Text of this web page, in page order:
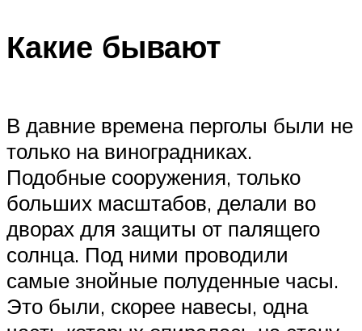
Какие бывают
В давние времена перголы были не
только на виноградниках.
Подобные сооружения, только
больших масштабов, делали во
дворах для защиты от палящего
солнца. Под ними проводили
самые знойные полуденные часы.
Это были, скорее навесы, одна